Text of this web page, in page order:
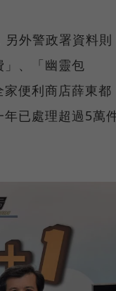
外警政署資料則
、「幽靈包
便利商店薛東都
已處理超過5萬